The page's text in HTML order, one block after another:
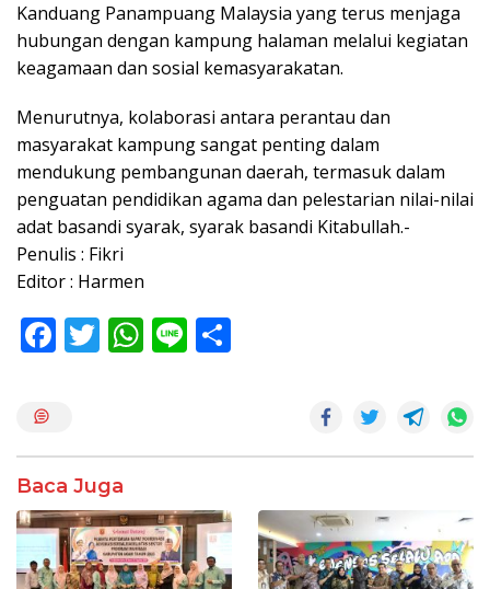
Kanduang Panampuang Malaysia yang terus menjaga
hubungan dengan kampung halaman melalui kegiatan
keagamaan dan sosial kemasyarakatan.
Menurutnya, kolaborasi antara perantau dan
masyarakat kampung sangat penting dalam
mendukung pembangunan daerah, termasuk dalam
penguatan pendidikan agama dan pelestarian nilai-nilai
adat basandi syarak, syarak basandi Kitabullah.-
Penulis : Fikri
Editor : Harmen
F
o
o
k
T W
p
p
Li
Baca Juga